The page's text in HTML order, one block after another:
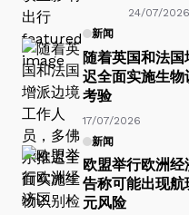
24/07/2026
新闻
随着英国和法
迟全面实施生
考验
17/07/2026
新闻
欧盟举行欧洲
告称可能出现
元风险